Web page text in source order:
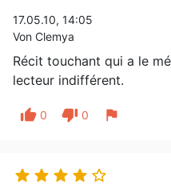
17.05.10, 14:05
Von Clemya
Récit touchant qui a le
lecteur indifférent.
thumb_up 0 thumb_down 0 flag
    